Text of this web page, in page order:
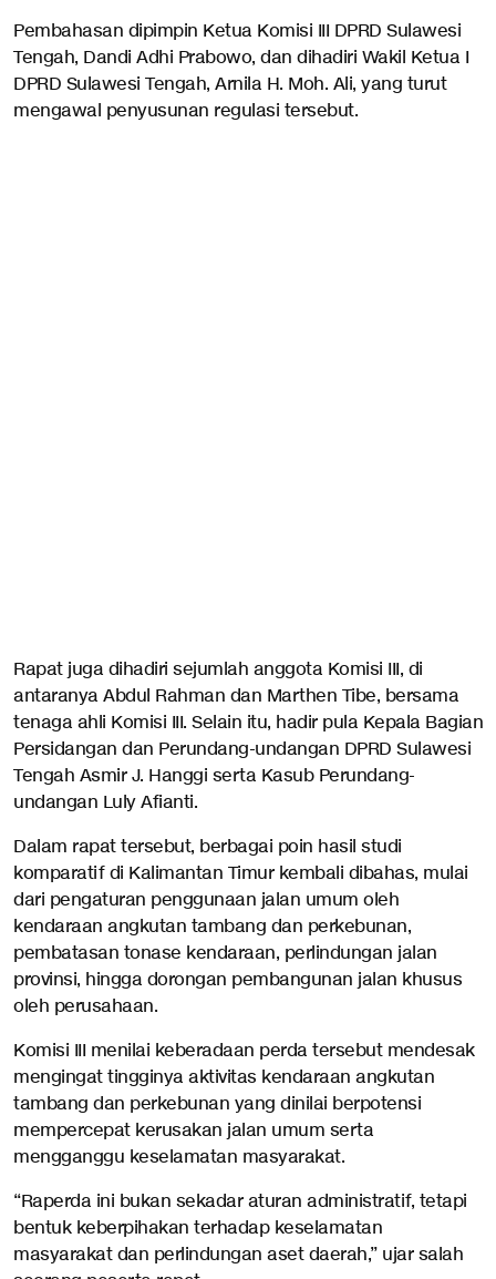
Pembahasan dipimpin Ketua Komisi III DPRD Sulawesi
Tengah, Dandi Adhi Prabowo, dan dihadiri Wakil Ketua I
DPRD Sulawesi Tengah, Arnila H. Moh. Ali, yang turut
mengawal penyusunan regulasi tersebut.
Rapat juga dihadiri sejumlah anggota Komisi III, di
antaranya Abdul Rahman dan Marthen Tibe, bersama
tenaga ahli Komisi III. Selain itu, hadir pula Kepala Bagian
Persidangan dan Perundang-undangan DPRD Sulawesi
Tengah Asmir J. Hanggi serta Kasub Perundang-
undangan Luly Afianti.
Dalam rapat tersebut, berbagai poin hasil studi
komparatif di Kalimantan Timur kembali dibahas, mulai
dari pengaturan penggunaan jalan umum oleh
kendaraan angkutan tambang dan perkebunan,
pembatasan tonase kendaraan, perlindungan jalan
provinsi, hingga dorongan pembangunan jalan khusus
oleh perusahaan.
Komisi III menilai keberadaan perda tersebut mendesak
mengingat tingginya aktivitas kendaraan angkutan
tambang dan perkebunan yang dinilai berpotensi
mempercepat kerusakan jalan umum serta
mengganggu keselamatan masyarakat.
“Raperda ini bukan sekadar aturan administratif, tetapi
bentuk keberpihakan terhadap keselamatan
masyarakat dan perlindungan aset daerah,” ujar salah